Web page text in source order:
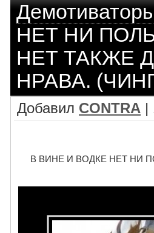
НЕТ НИ
НЕТ ТАКЖЕ
НРАВА.
Добавил CONTRA |
В ВИНЕ И ВОДКЕ НЕТ НИ